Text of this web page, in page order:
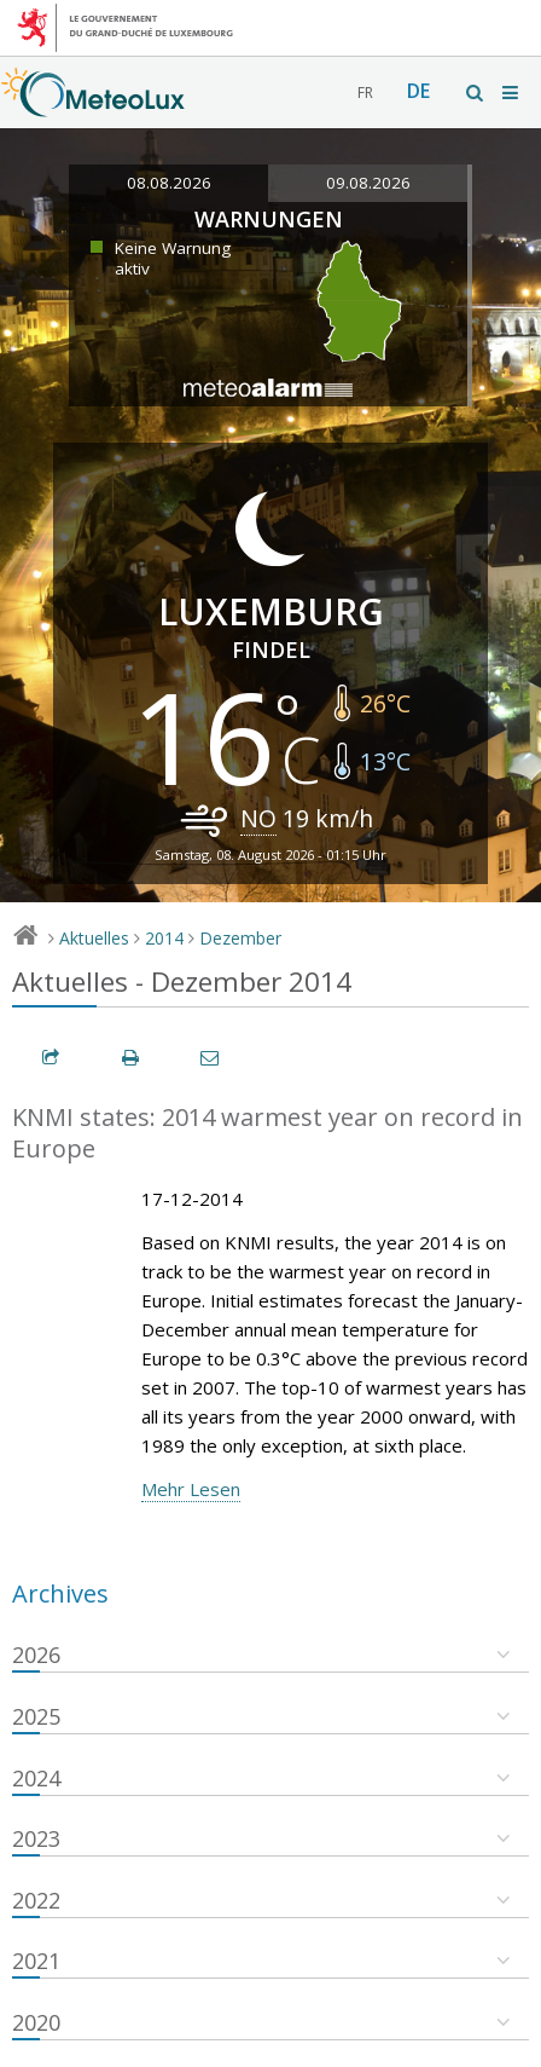
FR DE
08.08.2026 09.08.2026
WARNUNGEN
Keine Warnung
aktiv
LUXEMBURG
FINDEL
16 26°C
13°C
NO 19 km/h
Samstag, 08. August 2026 - 01:15 Uhr
> Aktuelles > 2014 > Dezember
Aktuelles - Dezember 2014
KNMI states: 2014 warmest year on record in
Europe
17-12-2014
Based on KNMI results, the year 2014 is on
track to be the warmest year on record in
Europe. Initial estimates forecast the January-
December annual mean temperature for
Europe to be 0.3°C above the previous record
set in 2007. The top-10 of warmest years has
all its years from the year 2000 onward, with
1989 the only exception, at sixth place.
Mehr Lesen
Archives
2026
2025
2024
2023
2022
2021
2020